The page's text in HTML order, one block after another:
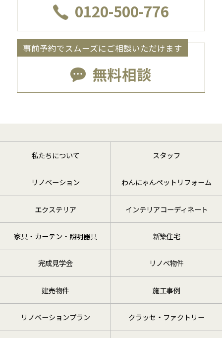
0120-500-776
事前予約でスムーズにご相談いただけます
無料相談
私たちについて スタッフ
リノベーション わんにゃんペットリフォーム
エクステリア インテリアコーディネート
家具・カーテン・照明器具 新築住宅
完成見学会 リノベ物件
建売物件 施工事例
リノベーションプラン クラッセ・ファクトリー